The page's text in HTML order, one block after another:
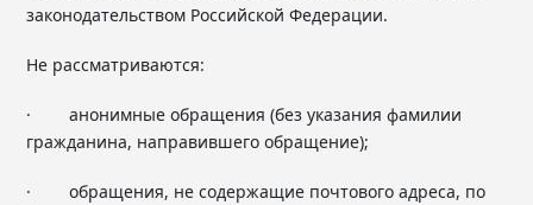
законодательством Российской Федерации.
Не рассматриваются:
· анонимные обращения (без указания фамилии
гражданина, направившего обращение);
· обращения, не содержащие почтового адреса, по